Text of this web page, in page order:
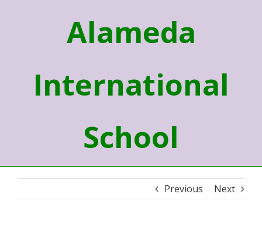
Alameda
International
School
Previous Next